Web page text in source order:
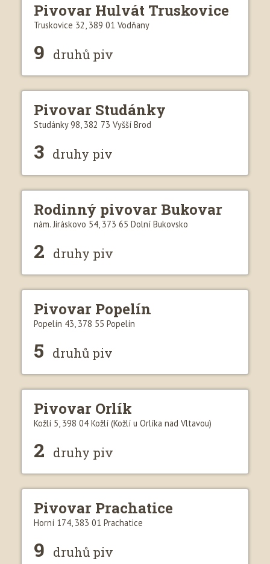
Pivovar Hulvát Truskovice
Truskovice 32, 389 01 Vodňany
9 druhů piv
Pivovar Studánky
Studánky 98, 382 73 Vyšší Brod
3 druhy piv
Rodinný pivovar Bukovar
nám. Jiráskovo 54, 373 65 Dolní Bukovsko
2 druhy piv
Pivovar Popelín
Popelín 43, 378 55 Popelín
5 druhů piv
Pivovar Orlík
Kožlí 5, 398 04 Kožlí (Kožlí u Orlíka nad Vltavou)
2 druhy piv
Pivovar Prachatice
Horní 174, 383 01 Prachatice
9 druhů piv